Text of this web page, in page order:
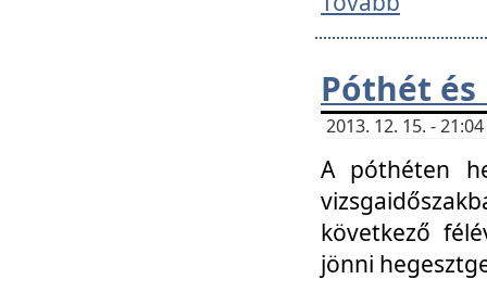
Póthét és
2013. 12. 15. -
A póthéten
következő
jönni